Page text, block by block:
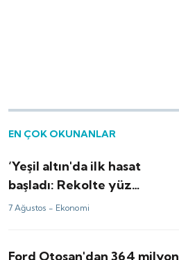
EN ÇOK OKUNANLAR
‘Yeşil altın'da ilk hasat
başladı: Rekolte yüz
güldürdü
7 Ağustos - Ekonomi
Ford Otosan'dan 364 milyon